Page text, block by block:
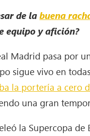
de labuena
equipo y afición?
Madrid pasa por
sigue vivo en
la portería a cero
una gran
la Supercopa